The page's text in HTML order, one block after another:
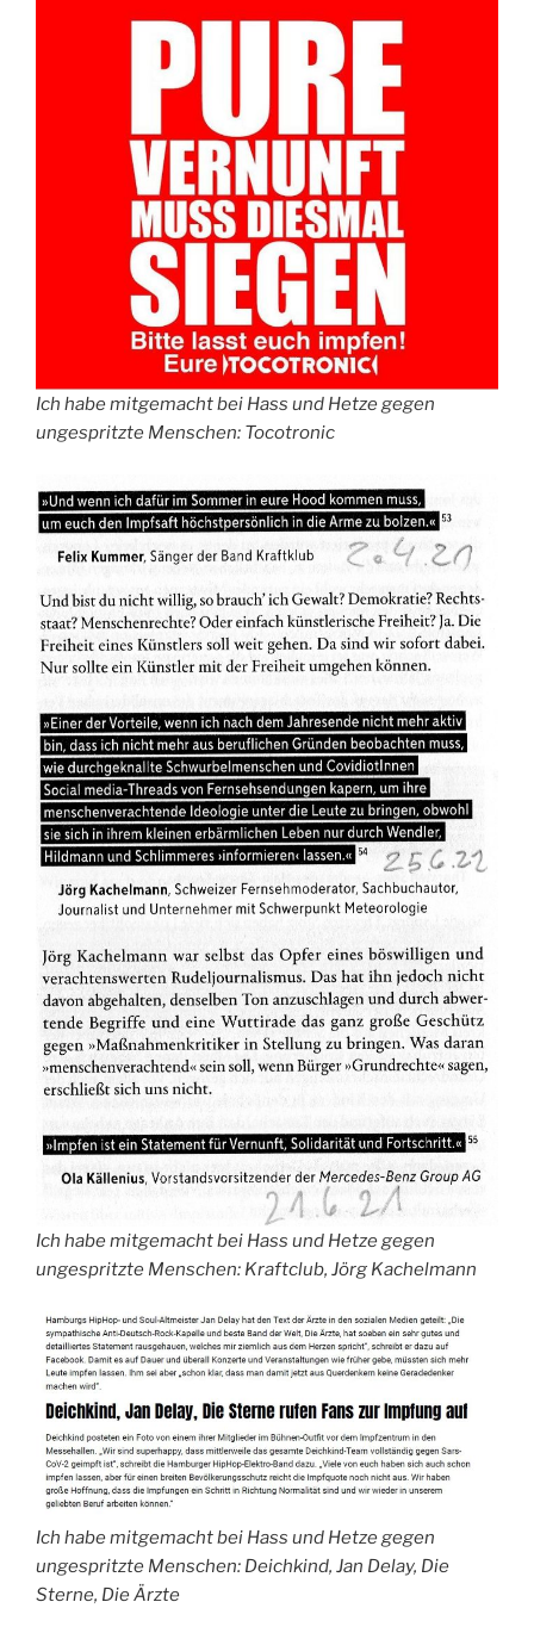
Ich habe mitgemacht bei Hass und Hetze gegen
ungespritzte Menschen: Tocotronic
Ich habe mitgemacht bei Hass und Hetze gegen
ungespritzte Menschen: Kraftclub, Jörg Kachelmann
Ich habe mitgemacht bei Hass und Hetze gegen
ungespritzte Menschen: Deichkind, Jan Delay, Die
Sterne, Die Ärzte